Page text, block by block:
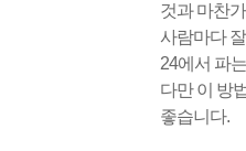
것과 마찬
사람마다
24에서 파
다만 이 방
좋습니다.